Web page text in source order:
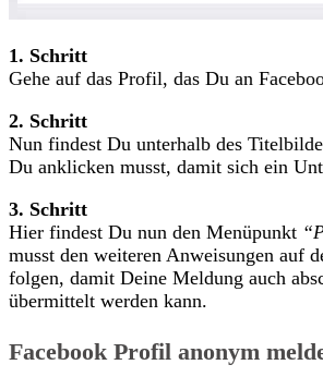
1. Schritt
Gehe auf das Profil, das Du an
2. Schritt
Nun findest Du unterhalb des
Du anklicken musst, damit sich ein
3. Schritt
Hier findest Du nun den Menüpunkt
musst den weiteren Anweisungen auf
folgen, damit Deine Meldung auch
übermittelt werden kann.
Facebook Profil anonym